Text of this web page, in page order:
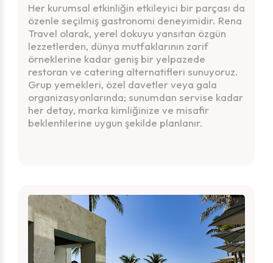
Her kurumsal etkinliğin etkileyici bir parçası da
özenle seçilmiş gastronomi deneyimidir. Rena
Travel olarak, yerel dokuyu yansıtan özgün
lezzetlerden, dünya mutfaklarının zarif
örneklerine kadar geniş bir yelpazede
restoran ve catering alternatifleri sunuyoruz.
Grup yemekleri, özel davetler veya gala
organizasyonlarında; sunumdan servise kadar
her detay, marka kimliğinize ve misafir
beklentilerine uygun şekilde planlanır.